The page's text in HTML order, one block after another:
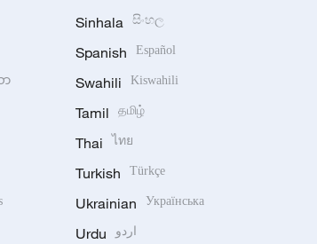
ာ
Sinhala සිංහල
Spanish Español
Swahili Kiswahili
Tamil தமிழ்
Thai ไทย
Turkish Türkçe
Ukrainian Українська
Urdu اردو